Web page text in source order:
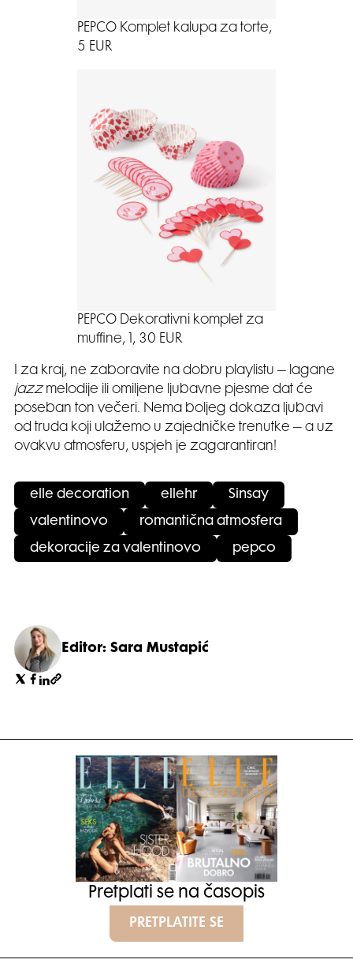
PEPCO Komplet kalupa za torte,
5 EUR
PEPCO Dekorativni komplet za
muffine, 1, 30 EUR
I za kraj, ne zaboravite na dobru playlistu – lagane
jazzmelodije ili omiljene ljubavne pjesme dat će
poseban ton večeri. Nema boljeg dokaza ljubavi
od truda koji ulažemo u zajedničke trenutke – a uz
ovakvu atmosferu, uspjeh je zagarantiran!
elle decoration ellehr Sinsay
valentinovo romantična atmosfera
dekoracije za valentinovo pepco
Editor: Sara Mustapić
Pretplati se na časopis
PRETPLATITE SE